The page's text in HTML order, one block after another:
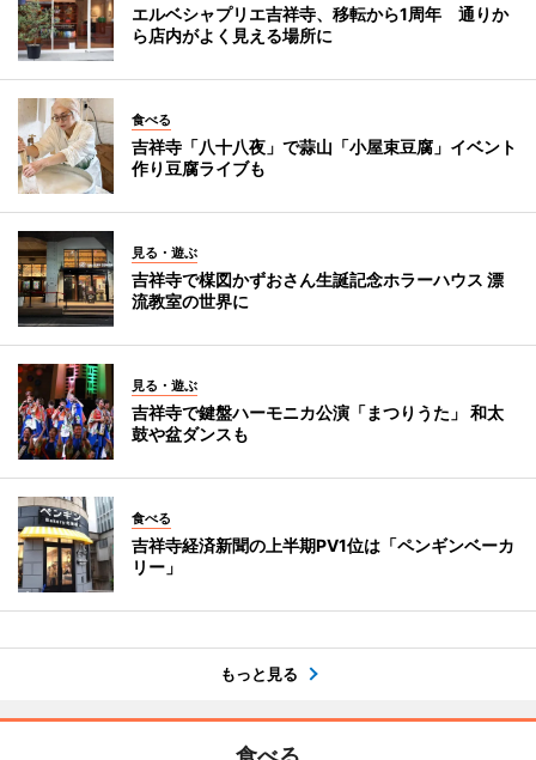
エルベシャプリエ吉祥寺、移転から1周年 通りか
ら店内がよく見える場所に
食べる
吉祥寺「八十八夜」で蒜山「小屋束豆腐」イベント
作り豆腐ライブも
見る・遊ぶ
吉祥寺で楳図かずおさん生誕記念ホラーハウス 漂
流教室の世界に
見る・遊ぶ
吉祥寺で鍵盤ハーモニカ公演「まつりうた」 和太
鼓や盆ダンスも
食べる
吉祥寺経済新聞の上半期PV1位は「ペンギンベーカ
リー」
もっと見る